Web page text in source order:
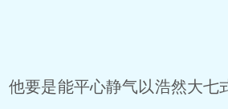
他要是能平心静气以浩然大七